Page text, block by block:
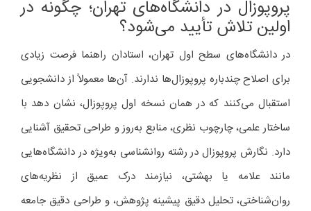
پروپوزال در دانشگاه‌های تهران؛ چگونه در
اولین تلاش تأیید می‌شود؟
در دانشگاه‌های سطح اول تهران، استادان راهنما فرصت زیادی
برای اصلاح چندباره پروپوزال‌ها ندارند. آن‌ها معمولاً از دانشجویی
استقبال می‌کنند که در همان نسخه اول پروپوزال، نشان دهد با
ساختار علمی، چارچوب نظری، منابع به‌روز و طراحی تحقیق آشنایی
دارد. نگارش پروپوزال در رشته روانشناسی به‌ویژه در دانشگاه‌هایی
مانند علامه یا بهشتی، نیازمند درک عمیق از نظریه‌های
روان‌شناختی، تحلیل دقیق پیشینه پژوهش، و طراحی دقیق جامعه